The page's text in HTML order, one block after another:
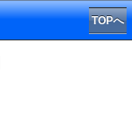
TOPへ